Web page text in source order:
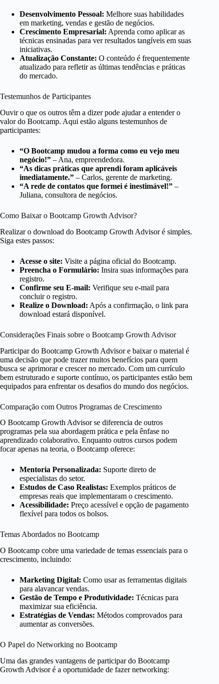
Desenvolvimento Pessoal: Melhore suas habilidades
em marketing, vendas e gestão de negócios.
Crescimento Empresarial: Aprenda como aplicar as
técnicas ensinadas para ver resultados tangíveis em suas
iniciativas.
Atualização Constante: O conteúdo é frequentemente
atualizado para refletir as últimas tendências e práticas
do mercado.
Testemunhos de Participantes
Ouvir o que os outros têm a dizer pode ajudar a entender o
valor do Bootcamp. Aqui estão alguns testemunhos de
participantes:
“O Bootcamp mudou a forma como eu vejo meu
negócio!” – Ana, empreendedora.
“As dicas práticas que aprendi foram aplicáveis
imediatamente.” – Carlos, gerente de marketing.
“A rede de contatos que formei é inestimável!” –
Juliana, consultora de negócios.
Como Baixar o Bootcamp Growth Advisor?
Realizar o download do Bootcamp Growth Advisor é simples.
Siga estes passos:
Acesse o site: Visite a página oficial do Bootcamp.
Preencha o Formulário: Insira suas informações para
registro.
Confirme seu E-mail: Verifique seu e-mail para
concluir o registro.
Realize o Download: Após a confirmação, o link para
download estará disponível.
Considerações Finais sobre o Bootcamp Growth Advisor
Participar do Bootcamp Growth Advisor e baixar o material é
uma decisão que pode trazer muitos benefícios para quem
busca se aprimorar e crescer no mercado. Com um currículo
bem estruturado e suporte contínuo, os participantes estão bem
equipados para enfrentar os desafios do mundo dos negócios.
Comparação com Outros Programas de Crescimento
O Bootcamp Growth Advisor se diferencia de outros
programas pela sua abordagem prática e pela ênfase no
aprendizado colaborativo. Enquanto outros cursos podem
focar apenas na teoria, o Bootcamp oferece:
Mentoria Personalizada: Suporte direto de
especialistas do setor.
Estudos de Caso Realistas: Exemplos práticos de
empresas reais que implementaram o crescimento.
Acessibilidade: Preço acessível e opção de pagamento
flexível para todos os bolsos.
Temas Abordados no Bootcamp
O Bootcamp cobre uma variedade de temas essenciais para o
crescimento, incluindo:
Marketing Digital: Como usar as ferramentas digitais
para alavancar vendas.
Gestão de Tempo e Produtividade: Técnicas para
maximizar sua eficiência.
Estratégias de Vendas: Métodos comprovados para
aumentar as conversões.
O Papel do Networking no Bootcamp
Uma das grandes vantagens de participar do Bootcamp
Growth Advisor é a oportunidade de fazer networking: